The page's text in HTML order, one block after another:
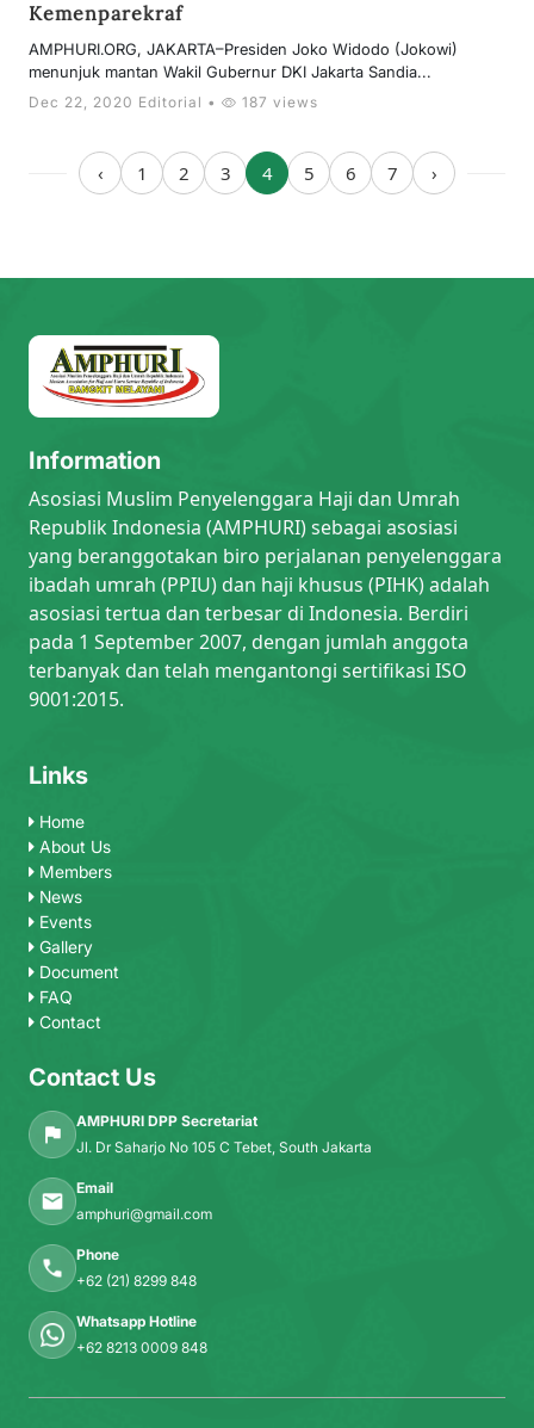
Kemenparekraf
AMPHURI.ORG, JAKARTA–Presiden Joko Widodo (Jokowi)
menunjuk mantan Wakil Gubernur DKI Jakarta Sandia...
Dec 22, 2020 Editorial • 187 views
‹ 1 2 3 4 5 6 7 ›
Information
Asosiasi Muslim Penyelenggara Haji dan Umrah
Republik Indonesia (AMPHURI) sebagai asosiasi
yang beranggotakan biro perjalanan penyelenggara
ibadah umrah (PPIU) dan haji khusus (PIHK) adalah
asosiasi tertua dan terbesar di Indonesia. Berdiri
pada 1 September 2007, dengan jumlah anggota
terbanyak dan telah mengantongi sertifikasi ISO
9001:2015.
Links
Home
About Us
Members
News
Events
Gallery
Document
FAQ
Contact
Contact Us
AMPHURI DPP Secretariat
Jl. Dr Saharjo No 105 C Tebet, South Jakarta
Email
amphuri@gmail.com
Phone
+62 (21) 8299 848
Whatsapp Hotline
+62 8213 0009 848